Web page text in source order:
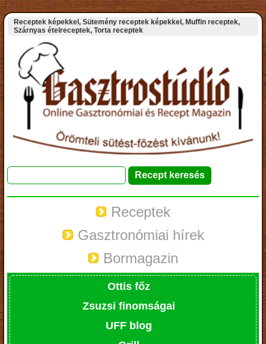
Receptek képekkel, Sütemény receptek képekkel, Muffin receptek,
Szárnyas ételreceptek, Torta receptek
Receptek
Gasztronómiai hírek
Bormagazin
Ottis főz
Zsuzsi finomságai
UFF blog